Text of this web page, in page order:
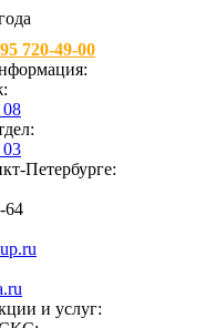
720-49-00
08
03
Петербурге:
64
и услуг: